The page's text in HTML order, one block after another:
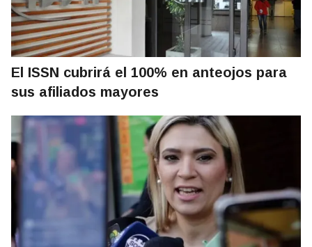
El ISSN cubrirá el 100% en anteojos para
sus afiliados mayores